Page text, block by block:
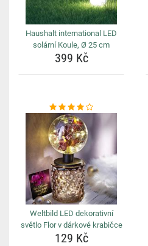
Haushalt international LED
solární Koule, Ø 25 cm
399 Kč
Weltbild LED dekorativní
světlo Flor v dárkové krabičce
129 Kč